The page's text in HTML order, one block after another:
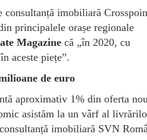
consultanță imobiliară
principalele orașe regionale
Magazine că „în 2020, cu
aceste piețe”.
de euro
aproximativ 1% din oferta
asistăm la un vârf al
imobiliară SVN